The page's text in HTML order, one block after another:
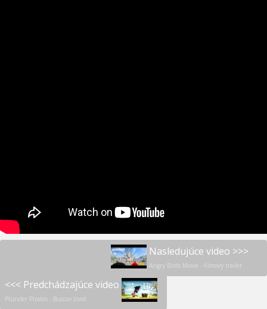
Nasledujúce video >>>
Angry Birds Movie - filmový trailer
<<< Predchádzajúce video
Plunder Pirates - Buccov život